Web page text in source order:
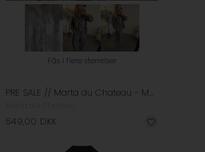
Fås i flere størrelser
PRE SALE // Marta du Chateau - MDCMoonstone Jakke - Beige Camo
549,00 DKK